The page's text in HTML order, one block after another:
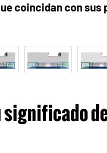
coincidan con sus